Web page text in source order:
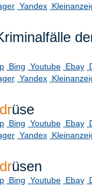
Yandex
Bing Youtube Ebay
Yandex
üse
Bing Youtube Ebay
Yandex
üsen
Bing Youtube Ebay